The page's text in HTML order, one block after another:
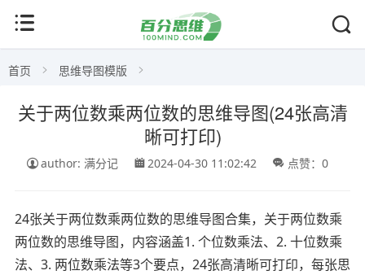
首页 思维导图模版
关于两位数乘两位数的思维导图(24张高清
晰可打印)
author: 满分记 2024-04-30 11:02:42 点赞：0
24张关于两位数乘两位数的思维导图合集，关于两位数乘
两位数的思维导图，内容涵盖1. 个位数乘法、2. 十位数乘
法、3. 两位数乘法等3个要点，24张高清晰可打印，每张思